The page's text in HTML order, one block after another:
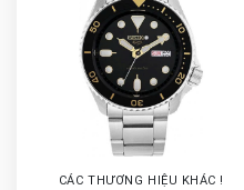
CÁC THƯƠNG HIỆU KHÁC !